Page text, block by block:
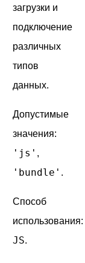
загрузки и
подключение
различных
типов
данных.
Допустимые
значения:
'js' ,
'bundle' .
Способ
использования:
JS.